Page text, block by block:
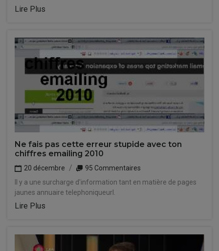
Lire Plus
Ne fais pas cette erreur stupide avec ton
chiffres emailing 2010
20 décembre
95 Commentaires
Il y a une surcharge d'information tant en matière de pages
jaunes annuaire telephoniqueurl.
Lire Plus